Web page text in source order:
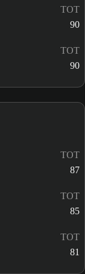
TOT
90
TOT
90
TOT
87
TOT
85
TOT
81